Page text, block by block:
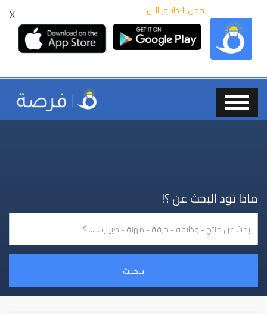
X حمل التطبيق الان
ماذا تود البحث عن ؟!
بـحـث